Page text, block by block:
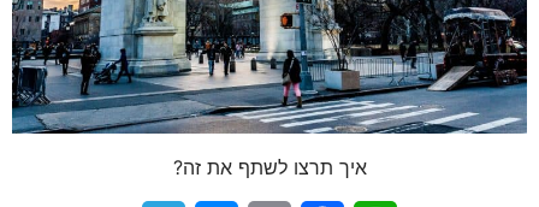
איך תרצו לשתף את זה?